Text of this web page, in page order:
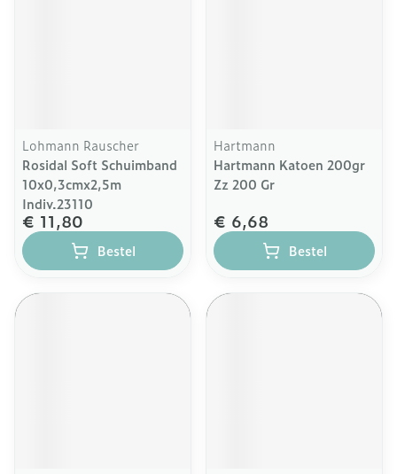
Lohmann Rauscher
Rosidal Soft Schuimband
10x0,3cmx2,5m
Indiv.23110
€ 11,80
Bestel
Hartmann
Hartmann Katoen 200gr
Zz 200 Gr
€ 6,68
Bestel